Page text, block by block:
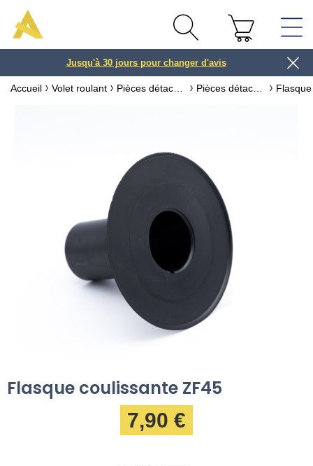
3 ou 4x
Jusqu'à 30 jours pour changer d'avis
Accueil Volet roulant
Flasque coulissante ZF45
7,90 €